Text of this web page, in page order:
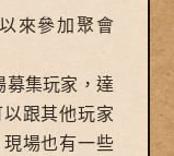
來參加聚會
募集玩家，達
跟其他玩家
場也有一些